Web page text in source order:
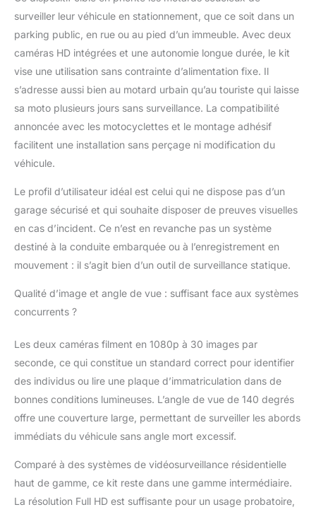
d'une capacité
maximale de 128 Go
(incluse) 2× Batteries
longue autonomie
plus de 208 heures
d'enregistrement vidéo
par batterie
surveiller leur véhicule en stationnement, que ce soit dans un
parking public, en rue ou au pied d’un immeuble. Avec deux
caméras HD intégrées et une autonomie longue durée, le kit
vise une utilisation sans contrainte d’alimentation fixe. Il
s’adresse aussi bien au motard urbain qu’au touriste qui laisse
sa moto plusieurs jours sans surveillance. La compatibilité
annoncée avec les motocyclettes et le montage adhésif
facilitent une installation sans perçage ni modification du
véhicule.
Le profil d’utilisateur idéal est celui qui ne dispose pas d’un
garage sécurisé et qui souhaite disposer de preuves visuelles
en cas d’incident. Ce n’est en revanche pas un système
destiné à la conduite embarquée ou à l’enregistrement en
mouvement : il s’agit bien d’un outil de surveillance statique.
Qualité d’image et angle de vue : suffisant face aux systèmes
concurrents ?
Les deux caméras filment en 1080p à 30 images par
seconde, ce qui constitue un standard correct pour identifier
des individus ou lire une plaque d’immatriculation dans de
bonnes conditions lumineuses. L’angle de vue de 140 degrés
offre une couverture large, permettant de surveiller les abords
immédiats du véhicule sans angle mort excessif.
Comparé à des systèmes de vidéosurveillance résidentielle
haut de gamme, ce kit reste dans une gamme intermédiaire.
La résolution Full HD est suffisante pour un usage probatoire,